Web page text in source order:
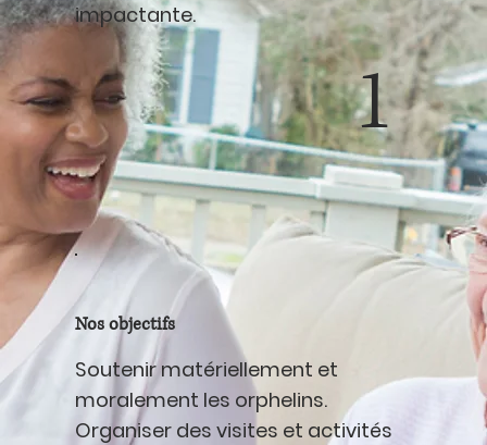
impactante.
1
Soutenir matériellement et
moralement les orphelins.
Organiser des visites et activités
Nos objectifs